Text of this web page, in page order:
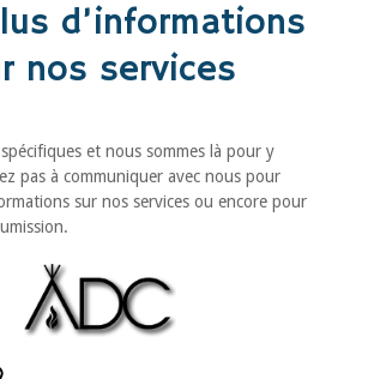
d’informations
nos services
et nous sommes là pour y
pas à communiquer avec nous pour
sur nos services ou encore pour